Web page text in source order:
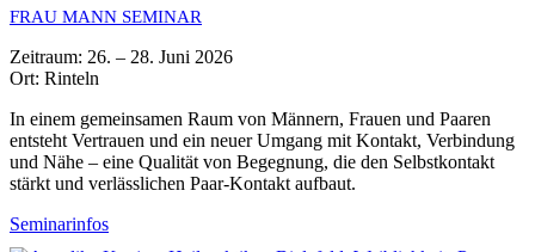
FRAU MANN SEMINAR
Zeitraum: 26. – 28. Juni 2026
Ort: Rinteln
In einem gemeinsamen Raum von Männern, Frauen und Paaren
entsteht Vertrauen und ein neuer Umgang mit Kontakt, Verbindung
und Nähe – eine Qualität von Begegnung, die den Selbstkontakt
stärkt und verlässlichen Paar-Kontakt aufbaut.
Seminarinfos